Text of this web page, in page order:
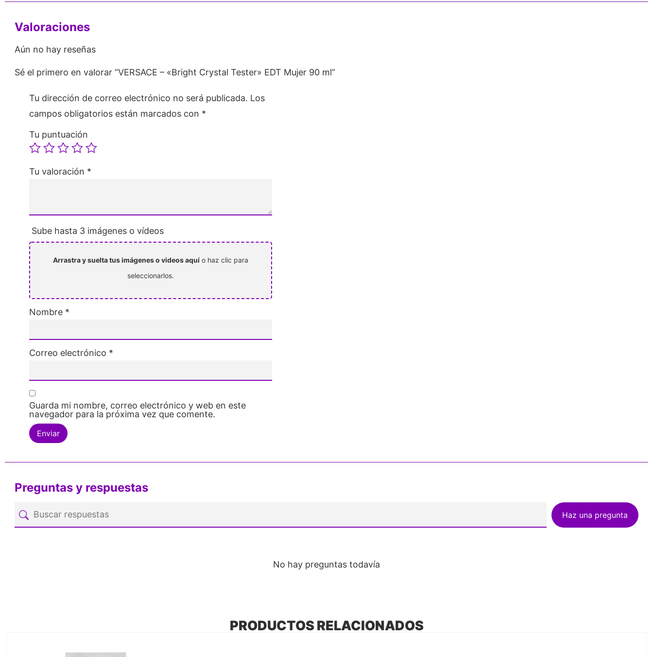
Valoraciones
Aún no hay reseñas
Sé el primero en valorar “VERSACE – «Bright Crystal Tester» EDT Mujer 90 ml”
Tu dirección de correo electrónico no será publicada. Los
campos obligatorios están marcados con *
Tu puntuación
Tu valoración *
Sube hasta 3 imágenes o vídeos
Arrastra y suelta tus imágenes o videos aquí o haz clic para
seleccionarlos.
Nombre *
Correo electrónico *
Guarda mi nombre, correo electrónico y web en este
navegador para la próxima vez que comente.
Preguntas y respuestas
Haz una pregunta
No hay preguntas todavía
PRODUCTOS RELACIONADOS